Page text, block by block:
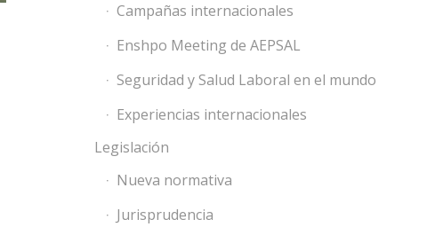
Campañas internacionales
Enshpo Meeting de AEPSAL
Seguridad y Salud Laboral en el mundo
Experiencias internacionales
Legislación
Nueva normativa
Jurisprudencia